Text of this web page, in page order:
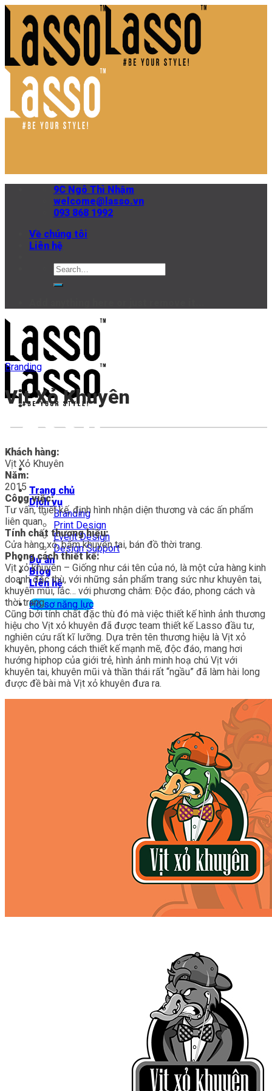
Skip
content
9C Ngô Thì Nhậm
welcome@lasso.vn
093 868 1992
Về chúng tôi
Liên hệ
Trang chủ
Dịch vụ
Branding
Print Design
Event Design
Design Support
Dự án
Blog
Liên hệ
Hồ sơ năng lực
Branding
Vịt Xỏ Khuyên
Khách hàng:
Vịt Xỏ Khuyên
Năm:
2015
Công việc:
Tư vấn, thiết kế, định hình nhận diện thương và các ấn phẩm
liên quan
Tính chất thương hiệu:
Cửa hàng xỏ, bấm khuyên tai, bán đồ thời trang.
Phong cách thiết kế:
Vịt xỏ khuyên – Giống như cái tên của nó, là một cửa hàng kinh
doanh đặc thù, với những sản phẩm trang sức như khuyên tai,
khuyên mũi, lắc… với phương châm: Độc đáo, phong cách và
thời trang.
Cũng bởi tính chất đặc thù đó mà việc thiết kế hình ảnh thương
hiệu cho Vịt xỏ khuyên đã được team thiết kế Lasso đầu tư,
nghiên cứu rất kĩ lưỡng. Dựa trên tên thương hiệu là Vịt xỏ
khuyên, phong cách thiết kế mạnh mẽ, độc đáo, mang hơi
hướng hiphop của giới trẻ, hình ảnh minh hoạ chú Vịt với
khuyên tai, khuyên mũi và thần thái rất “ngầu” đã làm hài long
được đề bài mà Vịt xỏ khuyên đưa ra.